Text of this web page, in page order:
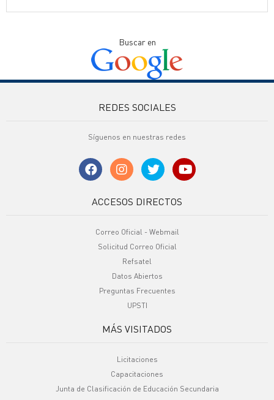
Buscar en
REDES SOCIALES
Síguenos en nuestras redes
ACCESOS DIRECTOS
Correo Oficial - Webmail
Solicitud Correo Oficial
Refsatel
Datos Abiertos
Preguntas Frecuentes
UPSTI
MÁS VISITADOS
Licitaciones
Capacitaciones
Junta de Clasificación de Educación Secundaria